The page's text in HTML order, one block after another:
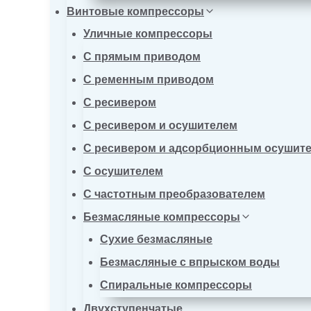
Винтовые компрессоры
Уличные компрессоры
С прямым приводом
С ременным приводом
С ресивером
С ресивером и осушителем
С ресивером и адсорбционным
С осушителем
С частотным преобразователем
Безмасляные компрессоры
Сухие безмасляные
Безмасляные с впрыском воды
Спиральные компрессоры
Двухступенчатые